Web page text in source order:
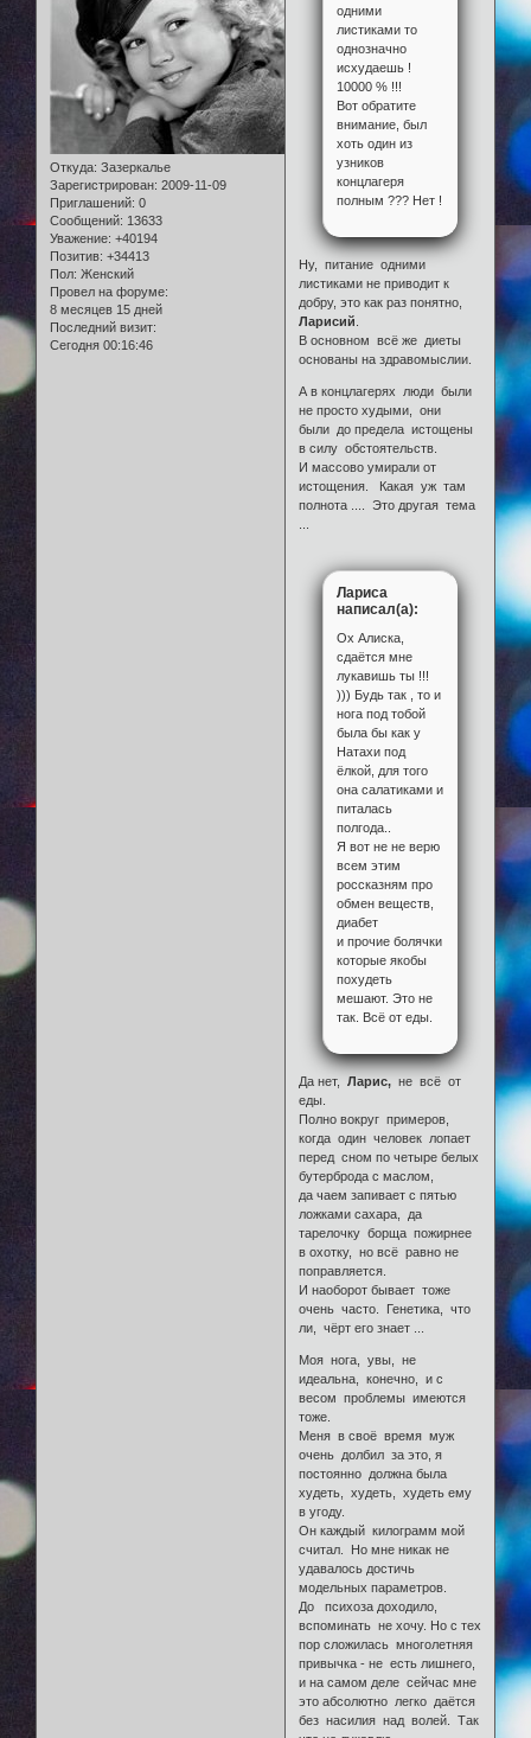
Откуда: Зазеркалье
Зарегистрирован: 2009-11-09
Приглашений: 0
Сообщений: 13633
Уважение: +40194
Позитив: +34413
Пол: Женский
Провел на форуме:
8 месяцев 15 дней
Последний визит:
Сегодня 00:16:46
одними
листиками то
однозначно
исхудаешь !
10000 % !!!
Вот обратите
внимание, был
хоть один из
узников
концлагеря
полным ??? Нет !
Ну, питание одними
листиками не приводит к
добру, это как раз понятно,
Ларисий
В основном всё же диеты
основаны на здравомыслии.
А в концлагерях люди были
не просто худыми, они
были до предела истощены
в силу обстоятельств.
И массово умирали от
истощения. Какая уж там
полнота .... Это другая тема
Лариса
написал(а):
Ох Алиска,
сдаётся мне
лукавишь ты !!!
))) Будь так , то и
нога под тобой
была бы как у
Натахи под
ёлкой, для того
она салатиками и
питалась
полгода..
Я вот не не верю
всем этим
россказням про
обмен веществ,
диабет
и прочие болячки
которые якобы
похудеть
мешают. Это не
так. Всё от еды.
Да нет,Ларис, не всё от
еды.
Полно вокруг примеров,
когда один человек лопает
перед сном по четыре белых
бутерброда с маслом,
да чаем запивает с пятью
ложками сахара, да
тарелочку борща пожирнее
в охотку, но всё равно не
поправляется.
И наоборот бывает тоже
очень часто. Генетика, что
ли, чёрт его знает ...
Моя нога, увы, не
идеальна, конечно, и с
весом проблемы имеются
тоже.
Меня в своё время муж
очень долбил за это, я
постоянно должна была
худеть, худеть, худеть ему
в угоду.
Он каждый килограмм мой
считал. Но мне никак не
удавалось достичь
модельных параметров.
До психоза доходило,
вспоминать не хочу. Но с тех
пор сложилась многолетняя
привычка - не есть лишнего,
и на самом деле сейчас мне
это абсолютно легко даётся
без насилия над волей. Так